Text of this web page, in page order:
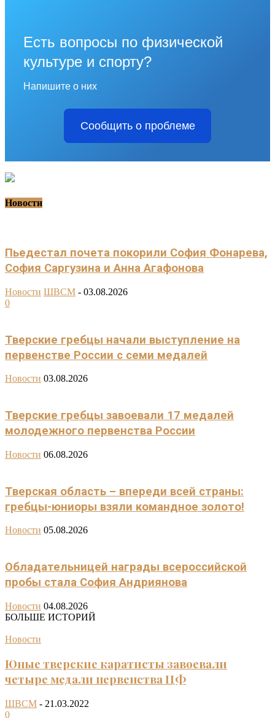
Есть вопросы по физической
культуре и спорту?
Напишите о них
Сообщить о проблеме
Новости
Пьедестал почета покорили София Фонарева,
София Саргузина и Анна Агафонова
Новости ШВСМ - 03.08.2026
0
Тверские гребцы начали выступление на
первенстве России с семи медалей
Новости 03.08.2026
Тверские гребцы завоевали 17 медалей
молодежного первенства России
Новости 06.08.2026
Тверская область – впереди всей страны:
гребцы-юниоры взяли командное золото!
Новости 05.08.2026
Обладательницей награды всероссийской
пробы стала София Андриянова
Новости 04.08.2026
БОЛЬШЕ ИСТОРИЙ
Новости
Юные тверские каратисты завоевали
четыре медали первенства ЦФ
ШВСМ - 21.03.2022
0